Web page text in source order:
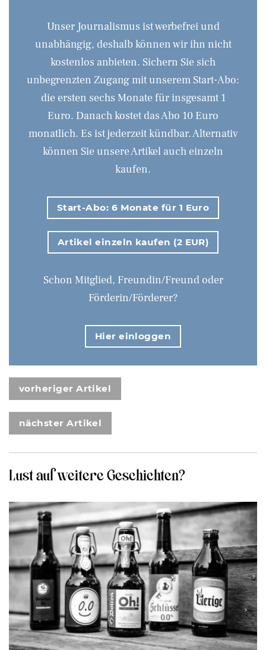
Unser Journalismus ist werbefrei und
unabhängig, deshalb können wir ihn nicht
kostenlos anbieten. Sichern Sie sich
unbegrenzten Zugang mit unserem Start-Abo:
die ersten sechs Monate für insgesamt 1
Euro. Danach kostet das Abo 10 Euro
monatlich. Es ist jederzeit kündbar. Alternativ
können Sie unsere Artikel auch einzeln
kaufen.
Start-Abo: 6 Monate für 1 Euro
Artikel einzeln kaufen (2 EUR)
Schon Mitglied, Freundin/Freund oder
Förderin/Förderer?
Hier einloggen
vorheriger Artikel
nächster Artikel
Lust auf weitere Geschichten?